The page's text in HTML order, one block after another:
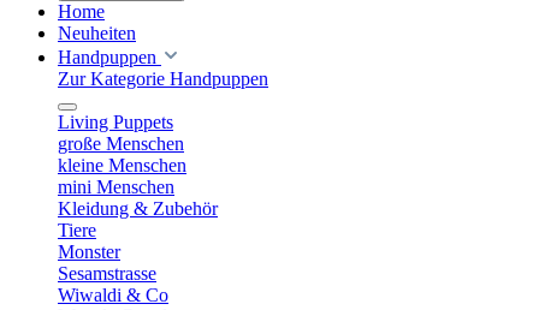
Home
Neuheiten
Handpuppen
Zur Kategorie Handpuppen
Living Puppets
große Menschen
kleine Menschen
mini Menschen
Kleidung & Zubehör
Tiere
Monster
Sesamstrasse
Wiwaldi & Co